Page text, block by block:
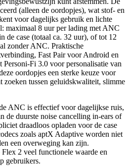
(alleen de oordopjes), wat stof- en
voor dagelijks gebruik en lichte
maximaal 8 uur per lading met ANC
de case (totaal ca. 32 uur), of tot 12
zonder ANC. Praktische
Fast Pair voor Android en
Personi‑Fi 3.0 voor personalisatie van
oordopjes een sterke keuze voor
zoeken tussen geluidskwaliteit, slimme
ANC is effectief voor dagelijkse ruis,
de duurste noise cancelling in‑ears of
draadloos opladen voor de case
zoals aptX Adaptive worden niet
een overweging kan zijn.
2 veel functionele waarde en
gebruikers.